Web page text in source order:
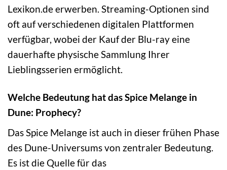
Lexikon.de erwerben. Streaming-Optionen sind
oft auf verschiedenen digitalen Plattformen
verfügbar, wobei der Kauf der Blu-ray eine
dauerhafte physische Sammlung Ihrer
Lieblingsserien ermöglicht.
Welche Bedeutung hat das Spice Melange in
Dune: Prophecy?
Das Spice Melange ist auch in dieser frühen Phase
des Dune-Universums von zentraler Bedeutung.
Es ist die Quelle für das